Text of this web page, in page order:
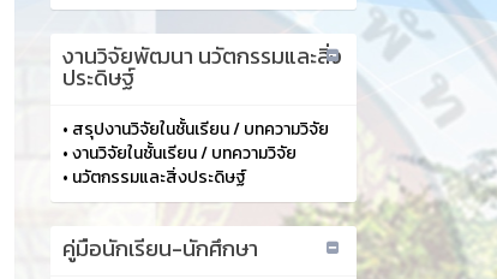
งานวิจัยพัฒนา นวัตกรรมและสิ่ง
ประดิษฐ์
• สรุปงานวิจัยในชั้นเรียน / บทความวิจัย
•งานวิจัยในชั้นเรียน / บทความวิจัย
• นวัตกรรมและสิ่งประดิษฐ์
คู่มือนักเรียน-นักศึกษา